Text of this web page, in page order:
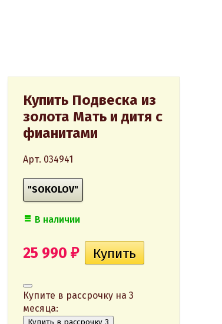
Купить Подвеска из
золота Мать и дитя с
фианитами
Арт. 034941
"SOKOLOV"
В наличии
25 990 ₽
Купите в рассрочку на 3
месяца: